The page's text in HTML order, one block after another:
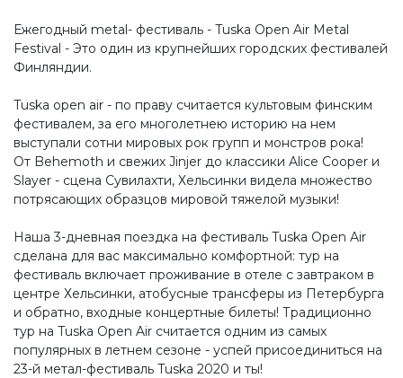
Ежегодный metal- фестиваль - Tuska Open Air Metal
Festival - Это один из крупнейших городских фестивалей
Финляндии.
Tuska open air - по праву считается культовым финским
фестивалем, за его многолетнею историю на нем
выступали сотни мировых рок групп и монстров рока!
От Behemoth и свежих Jinjer до классики Alice Cooper и
Slayer - сцена Сувилахти, Хельсинки видела множество
потрясающих образцов мировой тяжелой музыки!
Наша 3-дневная поездка на фестиваль Tuska Open Air
сделана для вас максимально комфортной: тур на
фестиваль включает проживание в отеле с завтраком в
центре Хельсинки, атобусные трансферы из Петербурга
и обратно, входные концертные билеты! Традиционно
тур на Tuska Open Air cчитается одним из самых
популярных в летнем сезоне - успей присоединиться на
23-й метал-фестиваль Tuska 2020 и ты!